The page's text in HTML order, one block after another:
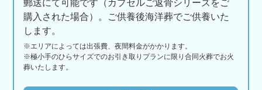
郵送にて可能です（カプセルご返骨シリーズをご
購入された場合）。ご供養後海洋葬でご供養いた
します。
※エリアによっては出張費、夜間料金がかかります。
※極小手のひらサイズでのお引き取りプランに限り合同火葬でお火
葬いたします。